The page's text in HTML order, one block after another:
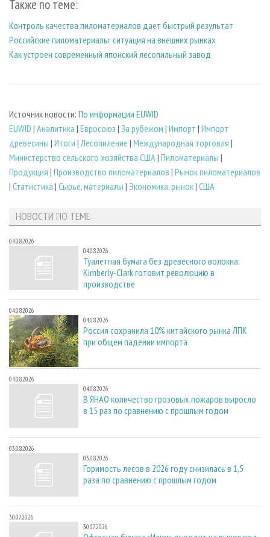
Также по теме:
Контроль качества пиломатериалов дает быстрый результат
Российские пиломатериалы: ситуация на внешних рынках
Как устроен современный японский лесопильный завод
Источник новости: По информации EUWID
EUWID | Аналитика | Евросоюз | За рубежом | Импорт | Импорт
древесины | Итоги | Лесопиление | Международная торговля |
Министерство сельского хозяйства США | Пиломатериалы |
Продукция | Производство пиломатериалов | Рынок пиломатериалов
| Статистика | Сырье, материалы | Экономика, рынок| США
НОВОСТИ ПО ТЕМЕ
04.08.2026
04.08.2026
Туалетная бумага без древесного волокна:
Kimberly-Clark готовит революцию в
производстве
04.08.2026
04.08.2026
Россия сохранила 10% китайского рынка ЛПК
при общем падении импорта
04.08.2026
04.08.2026
В ЯНАО количество грозовых пожаров выросло
в 15 раз по сравнению с прошлым годом
03.08.2026
03.08.2026
Горимость лесов в 2026 году снизилась в 1,5
раза по сравнению с прошлым годом
30.07.2026
30.07.2026